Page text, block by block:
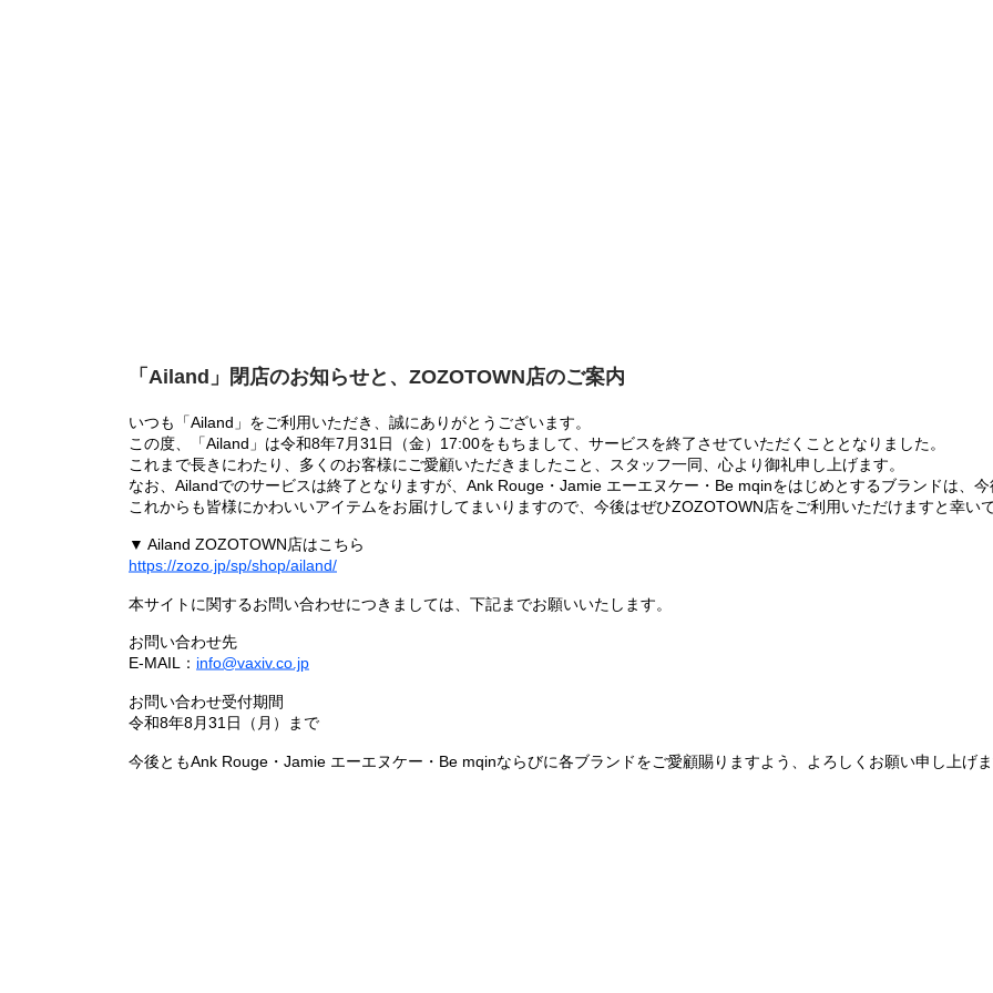
「Ailand」閉店のお知らせと、ZOZOTOWN店のご案内
いつも「Ailand」をご利用いただき、誠にありがとうございます。
この度、「Ailand」は令和8年7月31日（金）17:00をもちまして、サービスを終了させていただくこととなりました。
これまで長きにわたり、多くのお客様にご愛顧いただきましたこと、スタッフ一同、心より御礼申し上げます。
なお、Ailandでのサービスは終了となりますが、Ank Rouge・Jamie エーエヌケー・Be mqinをはじめとするブランドは、
これからも皆様にかわいいアイテムをお届けしてまいりますので、今後はぜひZOZOTOWN店をご利用いただけますと幸いで
▼ Ailand ZOZOTOWN店はこちら
https://zozo.jp/sp/shop/ailand/
本サイトに関するお問い合わせにつきましては、下記までお願いいたします。
お問い合わせ先
E-MAIL： info@vaxiv.co.jp
お問い合わせ受付期間
令和8年8月31日（月）まで
今後ともAnk Rouge・Jamie エーエヌケー・Be mqinならびに各ブランドをご愛顧賜りますよう、よろしくお願い申し上げま